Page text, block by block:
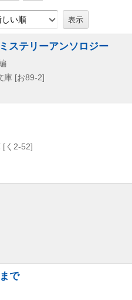
い順
ステリーアンソロジー
庫 [お89-2]
[く2-52]
で